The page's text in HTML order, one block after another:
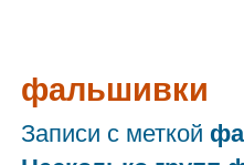
фальшивки
Записи с меткой